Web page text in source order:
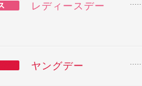
レディースデー
ヤングデー